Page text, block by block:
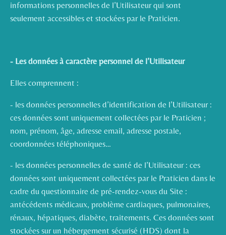
informations personnelles de l’Utilisateur qui sont
seulement accessibles et stockées par le Praticien.
- Les données à caractère personnel de l’Utilisateur
Elles comprennent :
- les données personnelles d’identification de l’Utilisateur :
ces données sont uniquement collectées par le Praticien ;
nom, prénom, âge, adresse email, adresse postale,
coordonnées téléphoniques…
- les données personnelles de santé de l’Utilisateur : ces
données sont uniquement collectées par le Praticien dans le
cadre du questionnaire de pré-rendez-vous du Site :
antécédents médicaux, problème cardiaques, pulmonaires,
rénaux, hépatiques, diabète, traitements. Ces données sont
stockées sur un hébergement sécurisé (HDS) dont la